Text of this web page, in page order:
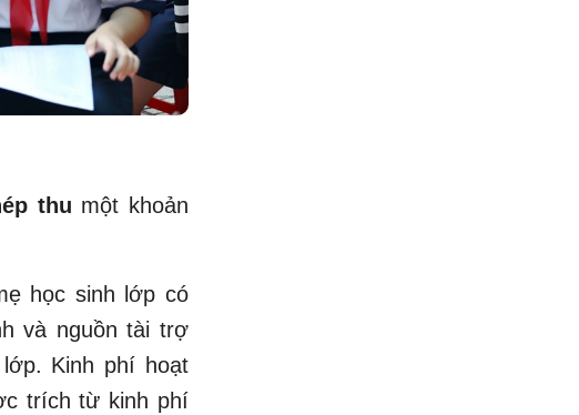
thu một khoản
học sinh lớp có
và nguồn tài trợ
Kinh phí hoạt
trích từ kinh phí